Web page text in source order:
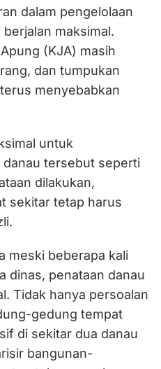
dalam pengelolaan
maksimal.
(KJA) masih
dan tumpukan
menyebabkan
untuk
tersebut seperti
dilakukan,
sekitar tetap harus
meski beberapa kali
dinas, penataan danau
Tidak hanya persoalan
gedung tempat
di sekitar dua danau
bangunan-